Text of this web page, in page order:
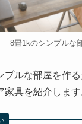
8畳1kのシンプルな
プルな部屋を作
具を紹介します